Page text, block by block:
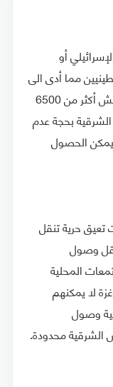
أو
مما أدى الى
تشريد أكثر من 1500 شخص وتأثر سبل عيش أكثر من 6500
بحجة عدم
الحصول
تعيق حرية تنقل
وصول
المحلية
في غزة لا يمكنهم
وصول
الشرقية محدودة.